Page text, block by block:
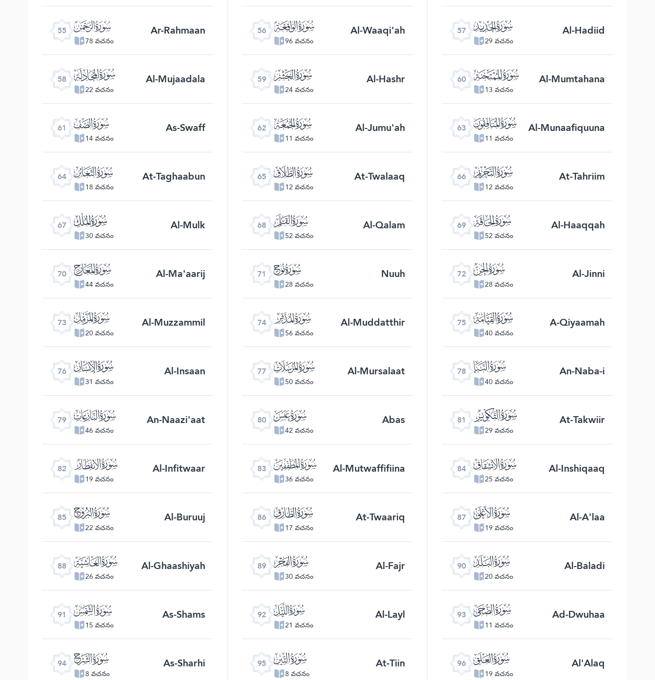
55 ﯤ
78 వచనం
Ar-Rahmaan 56 ﯥ
96 వచనం
Al-Waaqi'ah 57 ﯦ
29 వచనం
Al-Hadiid
58 ﯧ
22 వచనం
Al-Mujaadala 59 ﯨ
24 వచనం
Al-Hashr 60 ﯩ
13 వచనం
Al-Mumtahana
61 ﯪ
14 వచనం
As-Swaff 62 ﯫ
11 వచనం
Al-Jumu'ah 63 ﯬ
11 వచనం
Al-Munaafiquuna
64 ﯭ
18 వచనం
At-Taghaabun 65 ﯮ
12 వచనం
At-Twalaaq 66 ﯯ
12 వచనం
At-Tahriim
67 ﯰ
30 వచనం
Al-Mulk 68 ﯱ
52 వచనం
Al-Qalam 69 ﯲ
52 వచనం
Al-Haaqqah
70 ﯳ
44 వచనం
Al-Ma'aarij 71 ﯴ
28 వచనం
Nuuh 72 ﯵ
28 వచనం
Al-Jinni
73 ﯶ
20 వచనం
Al-Muzzammil 74 ﯷ
56 వచనం
Al-Muddatthir 75 ﯸ
40 వచనం
A-Qiyaamah
76 ﯹ
31 వచనం
Al-Insaan 77 ﯺ
50 వచనం
Al-Mursalaat 78 ﯻ
40 వచనం
An-Naba-i
79 ﯼ
46 వచనం
An-Naazi'aat 80 ﯽ
42 వచనం
Abas 81 ﯾ
29 వచనం
At-Takwiir
82 ﯿ
19 వచనం
Al-Infitwaar 83 ﰀ
36 వచనం
Al-Mutwaffifiina 84 ﰁ
25 వచనం
Al-Inshiqaaq
85 ﰂ
22 వచనం
Al-Buruuj 86 ﰃ
17 వచనం
At-Twaariq 87 ﰄ
19 వచనం
Al-A'laa
88 ﰅ
26 వచనం
Al-Ghaashiyah 89 ﰆ
30 వచనం
Al-Fajr 90 ﰇ
20 వచనం
Al-Baladi
91 ﰈ
15 వచనం
As-Shams 92 ﰉ
21 వచనం
Al-Layl 93 ﰊ
11 వచనం
Ad-Dwuhaa
94 ﰋ
8 వచనం
As-Sharhi 95 ﰌ
8 వచనం
At-Tiin 96 ﰍ
19 వచనం
Al'Alaq